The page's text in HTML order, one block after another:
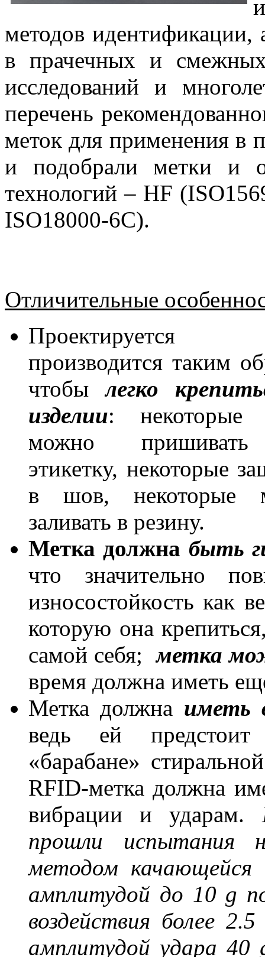
методов
в прачечных и
исследований и
перечень
меток для применения в
и подобрали метки и
технологий – HF
ISO18000-6C).
Отличительные
производится таким
чтобылегко
изделии: некоторые
можно
этикетку, некоторые
в шов, некоторые
заливать в резину.
Метка должна быть
что значительно
износостойкость как
которую она
самой себя; метка
время должна иметь
Метка должна иметь
ведь ей
«барабане»
RFID-метка должна
вибрации и ударам.
прошли испытания
методом
амплитудой до 10 g
воздействия более
амплитудой удара 40